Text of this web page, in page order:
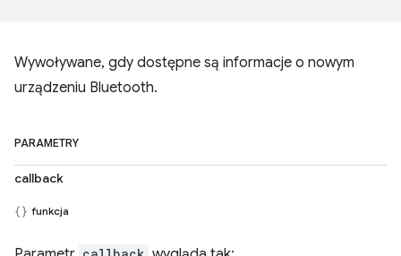
Wywoływane, gdy dostępne są informacje o nowym
urządzeniu Bluetooth.
PARAMETRY
callback
funkcja